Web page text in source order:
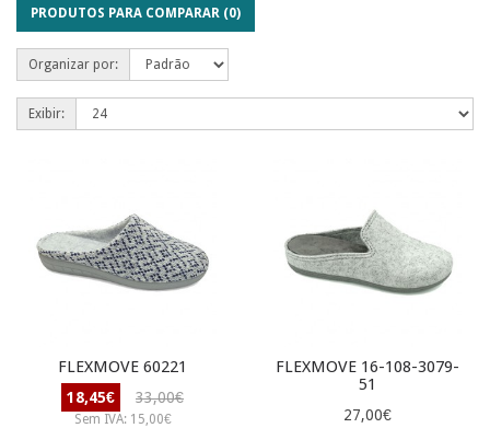
PRODUTOS PARA COMPARAR (0)
Organizar por:
Exibir:
FLEXMOVE 60221
18,45€ 33,00€
Sem IVA: 15,00€
FLEXMOVE 16-108-3079-
51
27,00€